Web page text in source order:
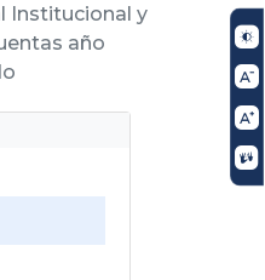
Institucional y
año